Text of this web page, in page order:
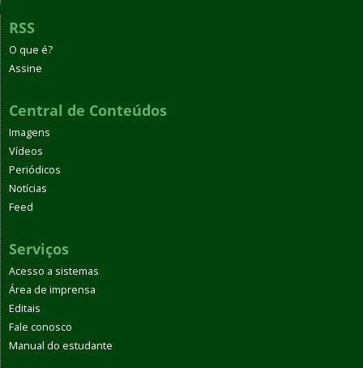
RSS
O que é?
Assine
Central de Conteúdos
Imagens
Vídeos
Periódicos
Notícias
Feed
Serviços
Acesso a sistemas
Área de imprensa
Editais
Fale conosco
Manual do estudante